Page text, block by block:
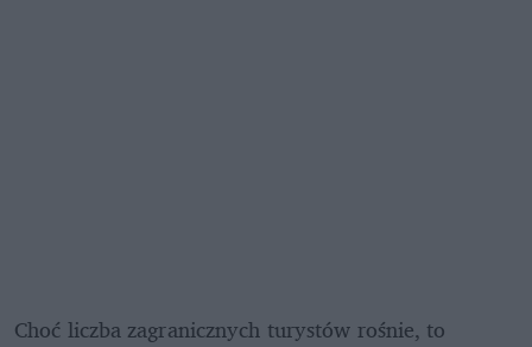
Choć liczba zagranicznych turystów rośnie, to